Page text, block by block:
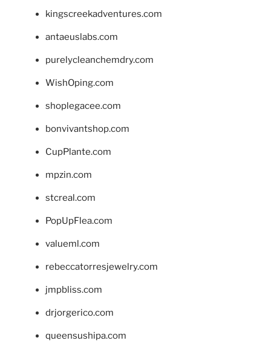
kingscreekadventures.com
antaeuslabs.com
purelycleanchemdry.com
WishOping.com
shoplegacee.com
bonvivantshop.com
CupPlante.com
mpzin.com
stcreal.com
PopUpFlea.com
valueml.com
rebeccatorresjewelry.com
jmpbliss.com
drjorgerico.com
queensushipa.com